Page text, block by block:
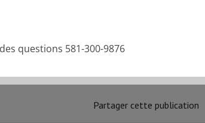
Partager cette publication
questions 581-300-9876